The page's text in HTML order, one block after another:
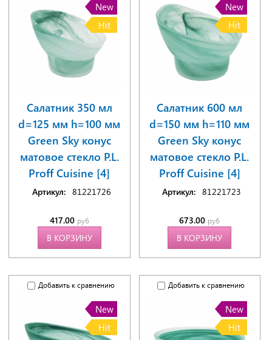
New
Hit
Салатник 350 мл
d=125 мм h=100 мм
Green Sky конус
матовое стекло P.L.
Proff Cuisine [4]
Артикул: 81221726
417.00 руб
В КОРЗИНУ
New
Hit
Салатник 600 мл
d=150 мм h=110 мм
Green Sky конус
матовое стекло P.L.
Proff Cuisine [4]
Артикул: 81221723
673.00 руб
В КОРЗИНУ
Добавить к сравнению
New
Hit
Добавить к сравнению
New
Hit